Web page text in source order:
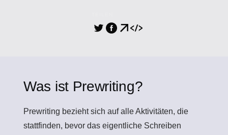
Was ist Prewriting?
Prewriting bezieht sich auf alle Aktivitäten, die
stattfinden, bevor das eigentliche Schreiben